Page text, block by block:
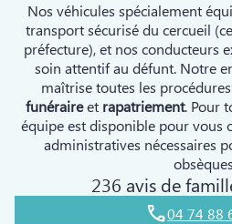
Nos véhicules spécialement
transport sécurisé du cercueil
préfecture), et nos conducteurs
soin attentif au défunt. Notre
maîtrise toutes les
funéraireet rapatriement. Pour
équipe est disponible pour vous
administratives nécessaires
236 avis de
04 74 88